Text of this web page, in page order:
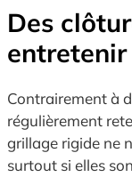
Des
entretenir
Contrairement à
régulièrement
grillage rigide ne
surtout si elles